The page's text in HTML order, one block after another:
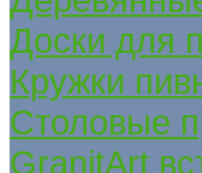
Доски для
Кружки
Столовые
GranitArt